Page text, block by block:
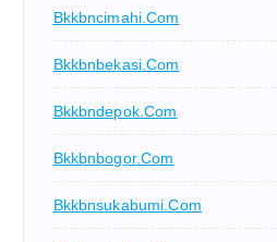
Bkkbncimahi.com
Bkkbnbekasi.com
Bkkbndepok.com
Bkkbnbogor.com
Bkkbnsukabumi.com